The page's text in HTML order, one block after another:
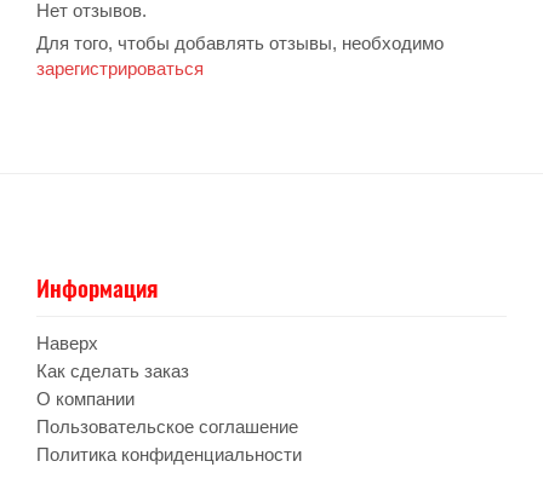
Нет отзывов.
Для того, чтобы добавлять отзывы, необходимо
зарегистрироваться
Информация
Наверх
Как сделать заказ
О компании
Пользовательское соглашение
Политика конфиденциальности